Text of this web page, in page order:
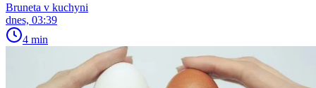
Bruneta v kuchyni
dnes, 03:39
4 min